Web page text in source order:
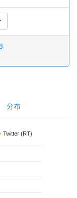
分布
Twitter (RT)